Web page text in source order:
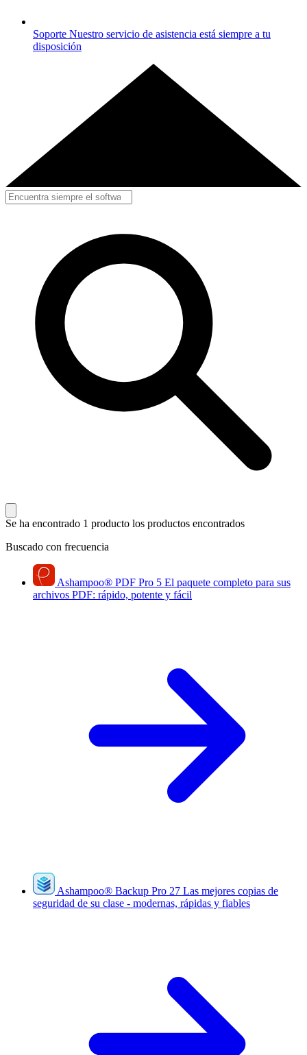
Soporte Nuestro servicio de asistencia está siempre a tu
disposición
Se ha encontrado 1 producto los productos encontrados
Buscado con frecuencia
Ashampoo® PDF Pro 5 El paquete completo para sus
archivos PDF: rápido, potente y fácil
Ashampoo® Backup Pro 27 Las mejores copias de
seguridad de su clase - modernas, rápidas y fiables